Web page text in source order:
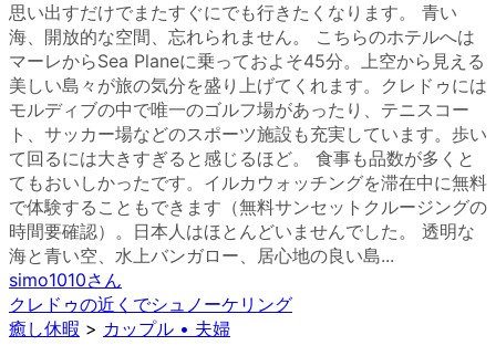
思い出すだけでまたすぐにでも行きたくなります。 青い
海、開放的な空間、忘れられません。 こちらのホテルへは
マーレからSea Planeに乗っておよそ45分。上空から見える
美しい島々が旅の気分を盛り上げてくれます。クレドゥには
モルディブの中で唯一のゴルフ場があったり、テニスコー
ト、サッカー場などのスポーツ施設も充実しています。歩い
て回るには大きすぎると感じるほど。 食事も品数が多くと
てもおいしかったです。イルカウォッチングを滞在中に無料
で体験することもできます（無料サンセットクルージングの
時間要確認）。日本人はほとんどいませんでした。 透明な
海と青い空、水上バンガロー、居心地の良い島...
simo1010さん
クレドゥの近くでシュノーケリング
癒し休暇 > カップル • 夫婦